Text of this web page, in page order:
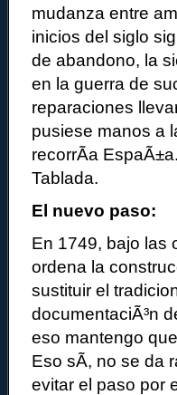
mudanza entre
inicios del siglo
de abandono, la
en la guerra de
reparaciones
pusiese manos a
recorrÃ­a
Tablada.
El nuevo paso:
En 1749, bajo las
ordena la
sustituir el
documentaciÃ³n
eso mantengo
Eso sÃ­, no se da
evitar el paso por